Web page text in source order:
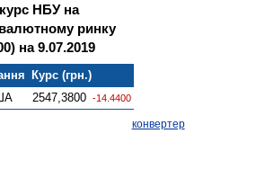
НБУ на
ринку
на 9.07.2019
Курс (грн.)
2547,3800 -14.4400
конвертер